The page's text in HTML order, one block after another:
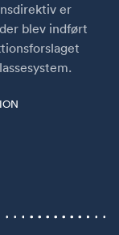
er
blev indført